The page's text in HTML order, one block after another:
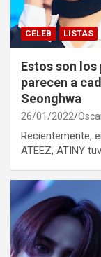
CELEB LISTAS
Estos son los
parecen a
Seonghwa
26/01/2022
Recientemente,
ATEEZ, ATINY